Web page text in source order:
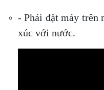
- Phải đặt máy trên
xúc với nước.